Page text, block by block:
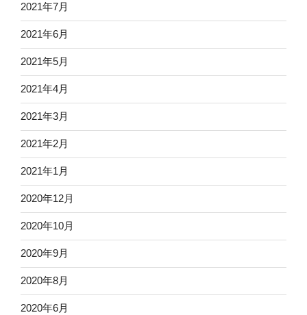
2021年7月
2021年6月
2021年5月
2021年4月
2021年3月
2021年2月
2021年1月
2020年12月
2020年10月
2020年9月
2020年8月
2020年6月